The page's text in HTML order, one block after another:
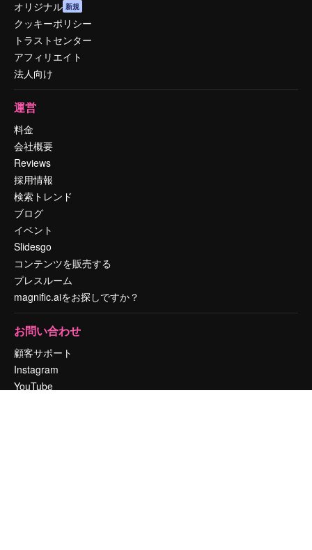
オリジナル 新規
クッキーポリシー
トラストセンター
アフィリエイト
法人向け
運営
料金
会社概要
Reviews
採用情報
検索トレンド
ブログ
イベント
Slidesgo
コンテンツを販売する
プレスルーム
magnific.aiをお探しですか？
お問い合わせ
顧客サポート
Instagram
YouTube